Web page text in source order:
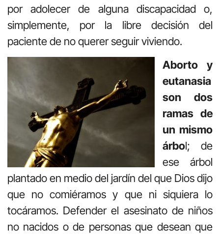
por adolecer de alguna discapacidad o,
simplemente, por la libre decisión del
paciente de no querer seguir viviendo.
Aborto y
eutanasia
son dos
ramas de
un mismo
árbol; de
ese árbol
plantado en medio del jardín del que Dios dijo
que no comiéramos y que ni siquiera lo
tocáramos. Defender el asesinato de niños
no nacidos o de personas que desean que